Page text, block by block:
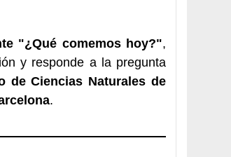
"¿Qué comemos hoy?",
y responde a la pregunta
de Ciencias Naturales de
.